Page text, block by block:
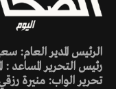
الرئيس المدير العام:
رئيس التحرير المساعد
تحرير الواب: منيرة